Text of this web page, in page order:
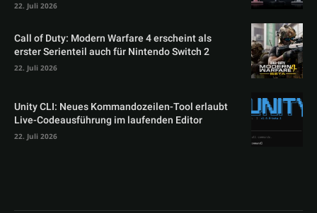
22. Juli 2026
Call of Duty: Modern Warfare 4 erscheint als
erster Serienteil auch für Nintendo Switch 2
22. Juli 2026
Unity CLI: Neues Kommandozeilen-Tool erlaubt
Live-Codeausführung im laufenden Editor
22. Juli 2026